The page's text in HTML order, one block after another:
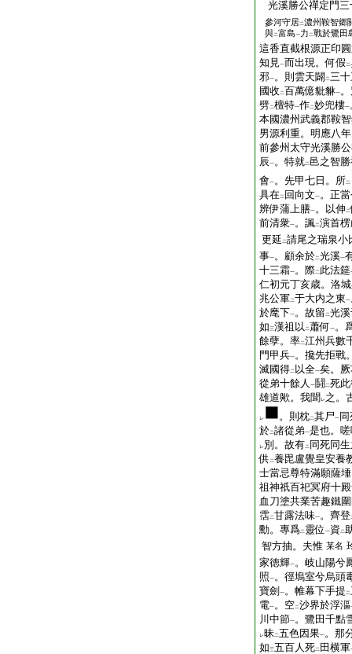
光溪勝公禪定門
參河守居二濃州鞍智郷
與二富島一力 二戰於鷺田
這香直截根源正印
知見一而出現。何假 二
邪一。則雲天闢 二三
國收 二百萬億豼貅一
劈二檀特一作二妙兜樓一
本國濃州武義郡鞍
男源利重。明應八
前參州太守光溪勝
辰一。特就二邑之智
會一。先甲七日。所二
具在二 回向文一。正
辨伊蒲上膳一。以伸 二
前清衆一。諷二演首
更延 二請尾之瑞泉小
事一。顧余於二光溪一
十三霜一。際二 此法筵
仁初元丁亥歳。洛
兆公軍二于大内之東一
於麾下一。故留 二光
如三漢祖以 二蕭何一。
餘孽。率二江州兵數
門甲兵一。攙先拒戰
滅國得二 以全一矣。
從弟十餘人 一鬪 二死
雄道歟。我聞 レ之。
レ 。則枕二其尸一
於二諸從弟一是也。
レ別。故有二 同死同
供 二養毘盧覺皇安養
士當忌尊特滿願薩
祖神祇百祀冥府十
血刀塗共業苦趣鐵
霑二甘露法味一。齊登
勳。專爲二 靈位 一資 二
智方抽。夫惟 某名
家徳輝一。岐山陽兮
照一。徑塢室兮烏頭
寶劍 一。帷幕下手提 二
電一。空二沙界於浮漚
川中節一。鷺田千點
レ昧二五色因果一。那
如三五百人死二 田横軍